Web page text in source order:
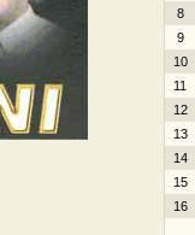
8
9
10
11
12
13
14
15
16